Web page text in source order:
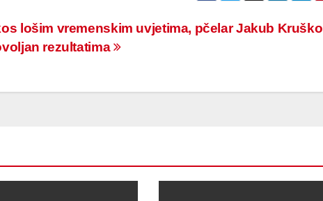
lošim vremenskim uvjetima, pčelar Jakub Kruško
rezultatima